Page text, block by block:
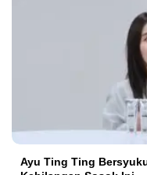
Ayu Ting Ting